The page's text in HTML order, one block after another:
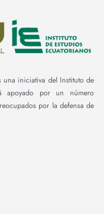
una iniciativa del Instituto de
apoyado por un número
por la defensa de